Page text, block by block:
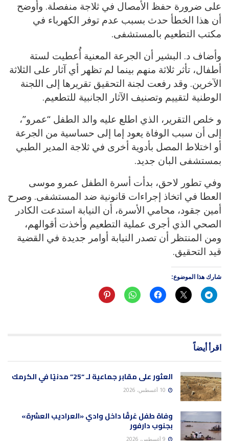
على ضرورة حفظ الأمصال في ثلاجة منفصلة. وأوضح
أن هذا الخطأ حدث بسبب عدم توفر الكهرباء في
مكتب التطعيم بالمستشفى.
وأضاف د. البشير أن الجرعة المعنية أُعطيت لستة
أطفال، تأثر ثلاثة منهم بينما لم تظهر أي آثار على الثلاثة
الآخرين. وقد رفعت لجنة التحقيق تقريرها إلى اللجنة
الوطنية لتقييم وتصنيف الآثار الجانبية للتطعيم.
و خلص التقرير، الذي اطلع عليه والد الطفل “عمرو”،
إلى أن سبب الوفاة يعود إما إلى حساسية من الجرعة
أو اختلاط المصل بأدوية أخرى في ثلاجة المدير الطبي
بمستشفى البان جديد.
وفي تطور لاحق، بدأت أسرة الطفل عمرو موسى
العطا في اتخاذ إجراءات قانونية ضد المستشفى. وصرح
أمين جقود، محامي الأسرة، أن النيابة استدعت الكادر
الصحي الذي أجرى عملية التطعيم وأخذت أقوالهم،
ومن المنتظر أن تصدر النيابة أوامر جديدة في القضية
قيد التحقيق.
شارك هذا الموضوع:
اقرأ أيضاً
العثور على مقابر جماعية لـ “25” مدنيًا في الكرمك
وفاة طفل غرقًا داخل وادي «العراديب العشرة»
بجنوب دارفور